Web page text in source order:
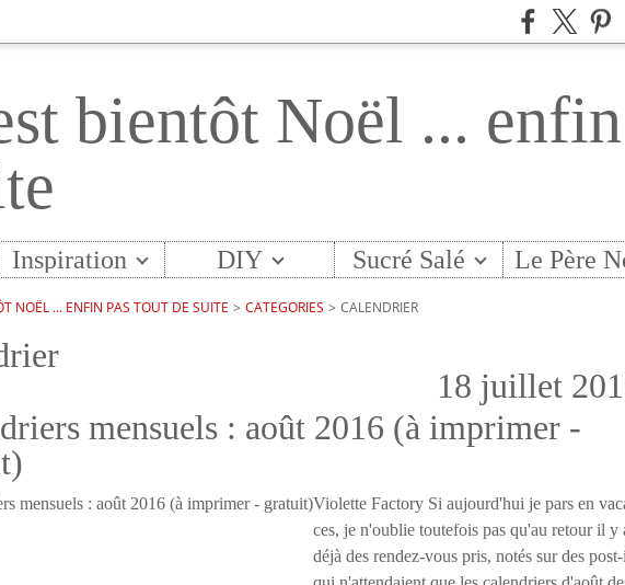
bientôt Noël ...
Inspiration DIY Sucré Salé Le Père
NOËL ... ENFIN PAS TOUT DE SUITE > CATEGORIES > CALENDRIER
18 juillet
mensuels : août 2016 (à imprimer -
Violette Factory Si aujourd'hui je pars en
ces, je n'oublie toutefois pas qu'au retour il y
déjà des rendez-vous pris, notés sur des